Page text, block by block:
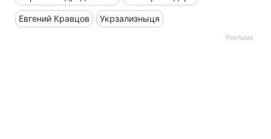
Евгений Кравцов Укрзализныця